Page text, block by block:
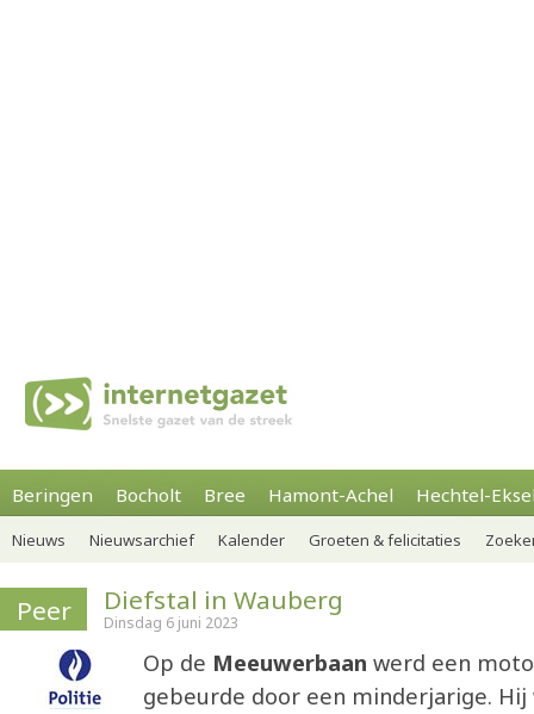
Beringen Bocholt Bree Hamont-Achel Hechtel-
Nieuws Nieuwsarchief Kalender Groeten & felicitaties
Peer Diefstal in Wauberg
Dinsdag 6 juni 2023
Op de Meeuwerbaan werd een
gebeurde door een minderjarige.